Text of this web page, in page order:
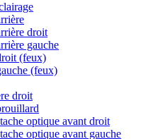
droit
gauche
(feux)
(feux)
droit
optique avant droit
optique avant gauche